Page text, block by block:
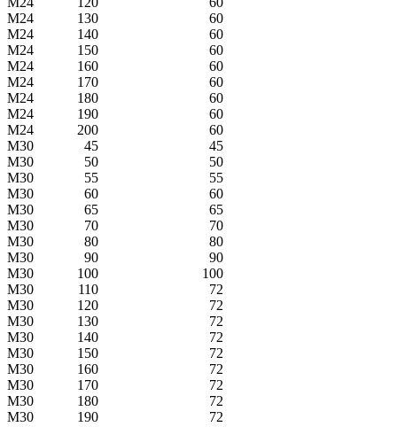
M24
130
60
M24
140
60
M24
150
60
M24
160
60
M24
170
60
M24
180
60
M24
190
60
M24
200
60
M30
45
45
M30
50
50
M30
55
55
M30
60
60
M30
65
65
M30
70
70
M30
80
80
M30
90
90
M30
100
100
M30
110
72
M30
120
72
M30
130
72
M30
140
72
M30
150
72
M30
160
72
M30
170
72
M30
180
72
M30
190
72